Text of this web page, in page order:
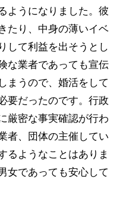
ようになりました。彼
たり、中身の薄いイベ
して利益を出そうとし
な業者であっても宣伝
まうので、婚活をして
要だったのです。行政
厳密な事実確認が行わ
者、団体の主催してい
るようなことはありま
女であっても安心して